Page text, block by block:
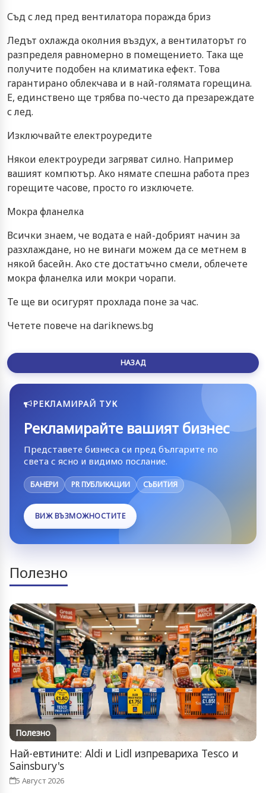
Съд с лед пред вентилатора поражда бриз
Ледът охлажда околния въздух, а вентилаторът го
разпределя равномерно в помещението. Така ще
получите подобен на климатика ефект. Това
гарантирано облекчава и в най-голямата горещина.
Е, единствено ще трябва по-често да презареждате
с лед.
Изключвайте електроуредите
Някои електроуреди загряват силно. Например
вашият компютър. Ако нямате спешна работа през
горещите часове, просто го изключете.
Мокра фланелка
Всички знаем, че водата е най-добрият начин за
разхлаждане, но не винаги можем да се метнем в
някой басейн. Ако сте достатъчно смели, облечете
мокра фланелка или мокри чорапи.
Те ще ви осигурят прохлада поне за час.
Четете повече на dariknews.bg
НАЗАД
РЕКЛАМИРАЙ ТУК
Рекламирайте вашият бизнес
Представете бизнеса си пред българите по
света с ясно и видимо послание.
БАНЕРИ PR ПУБЛИКАЦИИ СЪБИТИЯ
ВИЖ ВЪЗМОЖНОСТИТЕ
Полезно
Полезно
Най-евтините: Aldi и Lidl изпревариха Tesco и
Sainsbury's
5 Август 2026